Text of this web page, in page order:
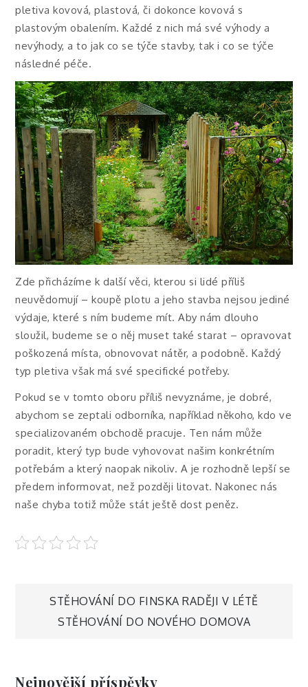
pletiva kovová, plastová, či dokonce kovová s
plastovým obalením. Každé z nich má své výhody a
nevýhody, a to jak co se týče stavby, tak i co se týče
následné péče.
Zde přicházíme k další věci, kterou si lidé příliš
neuvědomují – koupě plotu a jeho stavba nejsou jediné
výdaje, které s ním budeme mít. Aby nám dlouho
sloužil, budeme se o něj muset také starat – opravovat
poškozená místa, obnovovat nátěr, a podobně. Každý
typ pletiva však má své specifické potřeby.
Pokud se v tomto oboru příliš nevyznáme, je dobré,
abychom se zeptali odborníka, například někoho, kdo ve
specializovaném obchodě pracuje. Ten nám může
poradit, který typ bude vyhovovat našim konkrétním
potřebám a který naopak nikoliv. A je rozhodně lepší se
předem informovat, než později litovat. Nakonec nás
naše chyba totiž může stát ještě dost peněz.
Navigace
STĚHOVÁNÍ DO FINSKA RADĚJI V LÉTĚ
STĚHOVÁNÍ DO NOVÉHO DOMOVA
Nejnovější příspěvky